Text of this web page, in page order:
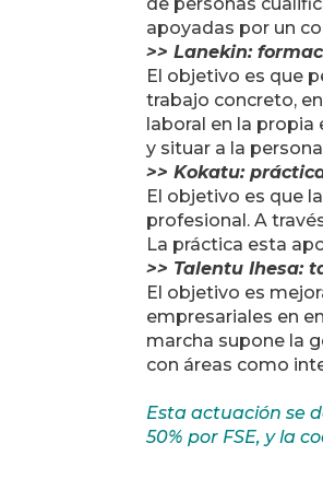
apoyadas por un
>> Lanekin:
El objetivo es que
trabajo concreto,
laboral en la propia
y situar a la
>> Kokatu:
El objetivo es que
profesional. A
La práctica esta
>> Talentu Ihesa:
El objetivo es
empresariales en
marcha supone la
con áreas como
Esta actuación se
50% por FSE, y la